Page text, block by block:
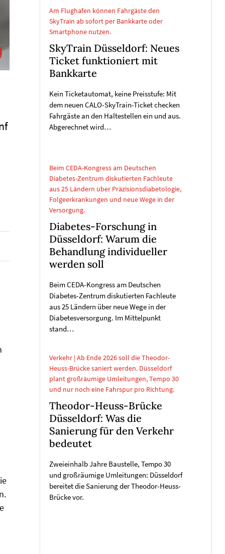
Am Flughafen können Fahrgäste den
SkyTrain ab sofort per Bankkarte oder
Smartphone nutzen.
SkyTrain Düsseldorf: Neues
Ticket funktioniert mit
Bankkarte
Kein Ticketautomat, keine Preisstufe: Mit
dem neuen CALO-SkyTrain-Ticket checken
Fahrgäste an den Haltestellen ein und aus.
Abgerechnet wird…
Beim CEDA-Kongress am Deutschen
Diabetes-Zentrum diskutierten Fachleute
aus 25 Ländern über Präzisionsdiabetologie,
Folgeerkrankungen und neue Wege in der
Versorgung.
Diabetes-Forschung in
Düsseldorf: Warum die
Behandlung individueller
werden soll
Beim CEDA-Kongress am Deutschen
Diabetes-Zentrum diskutierten Fachleute
aus 25 Ländern über neue Wege in der
Diabetesversorgung. Im Mittelpunkt
stand…
Verkehr | Ab Ende 2026 soll die Theodor-
Heuss-Brücke saniert werden. Düsseldorf
plant großräumige Umleitungen, Tempo 30
und nur noch eine Fahrspur pro Richtung.
Theodor-Heuss-Brücke
Düsseldorf: Was die
Sanierung für den Verkehr
bedeutet
Zweieinhalb Jahre Baustelle, Tempo 30
und großräumige Umleitungen: Düsseldorf
bereitet die Sanierung der Theodor-Heuss-
Brücke vor.